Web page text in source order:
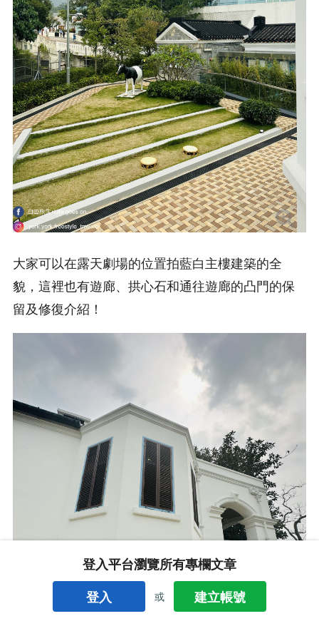
大家可以在露天劇場的位置拍藍白主樓建築的全
貌，這裡也有遊廊、拱心石和通往遊廊的凸門的保
留及修復介紹！
登入平台瀏覽所有專欄文章
登入 或 建立帳號